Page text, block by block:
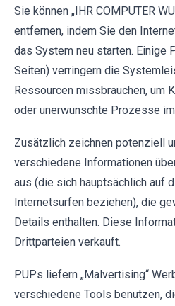
Sie können „IHR COMPUTER
entfernen, indem Sie den
das System neu starten. Einige
Seiten) verringern die
Ressourcen missbrauchen, um
oder unerwünschte Prozesse
Zusätzlich zeichnen potenziell
verschiedene Informationen
aus (die sich hauptsächlich auf
Internetsurfen beziehen), die
Details enthalten. Diese
Drittparteien verkauft.
PUPs liefern „Malvertising“
verschiedene Tools benutzen,